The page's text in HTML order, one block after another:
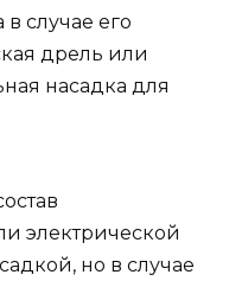
случае его
дрель или
насадка для
электрической
но в случае